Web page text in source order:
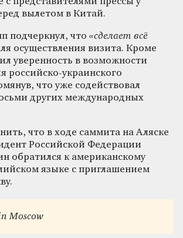
вылетом в Китай.
подчеркнул, что «сделает всё
осуществления визита. Кроме
уверенность в возможности
российско-украинского
что уже содействовал
других международных
что в ходе саммита на Аляске
Российской Федерации
обратился к американскому
языке с приглашением
Moscow